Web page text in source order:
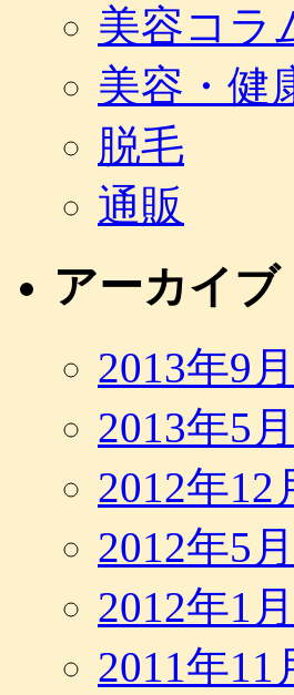
美容コラ
美容・健
脱毛
通販
アーカイブ
2013年9月
2013年5月
2012年12
2012年5月
2012年1月
2011年11